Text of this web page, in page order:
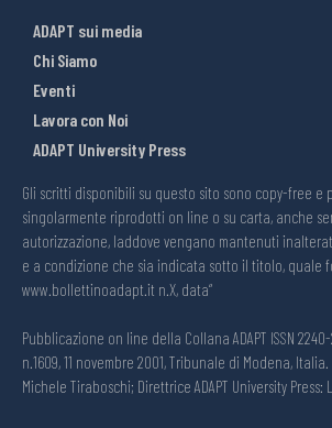
ADAPT sui media
Chi Siamo
Eventi
Lavora con Noi
ADAPT University Press
Gli scritti disponibili su questo sito sono copy-free e
singolarmente riprodotti on line o su carta, anche
autorizzazione, laddove vengano mantenuti
e a condizione che sia indicata sotto il titolo, quale
www.bollettinoadapt.it n.X, data“
Pubblicazione on line della Collana ADAPT ISSN
n.1609, 11 novembre 2001, Tribunale di Modena,
Michele Tiraboschi; Direttrice ADAPT University Press: